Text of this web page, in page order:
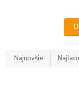
Najnovšie